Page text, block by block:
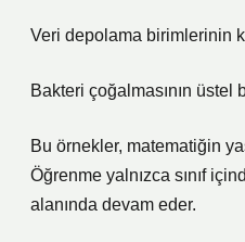
Veri depolama birimlerinin
Bakteri çoğalmasının üstel
Bu örnekler, matematiğin
Öğrenme yalnızca sınıf
alanında devam eder.